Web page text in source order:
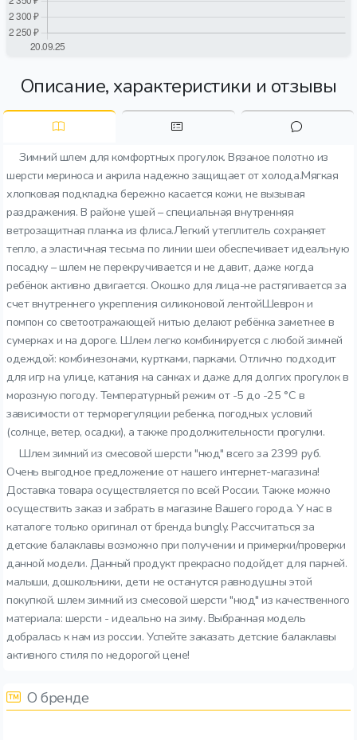
Описание, характеристики и отзывы
Зимний шлем для комфортных прогулок. Вязаное полотно из
шерсти мериноса и акрила надежно защищает от холода.Мягкая
хлопковая подкладка бережно касается кожи, не вызывая
раздражения. В районе ушей – специальная внутренняя
ветрозащитная планка из флиса.Легкий утеплитель сохраняет
тепло, а эластичная тесьма по линии шеи обеспечивает идеальную
посадку – шлем не перекручивается и не давит, даже когда
ребёнок активно двигается. Окошко для лица-не растягивается за
счет внутреннего укрепления силиконовой лентойШеврон и
помпон со светоотражающей нитью делают ребёнка заметнее в
сумерках и на дороге. Шлем легко комбинируется с любой зимней
одеждой: комбинезонами, куртками, парками. Отлично подходит
для игр на улице, катания на санках и даже для долгих прогулок в
морозную погоду. Температурный режим от -5 до -25 °C в
зависимости от терморегуляции ребенка, погодных условий
(солнце, ветер, осадки), а также продолжительности прогулки.
Шлем зимний из смесовой шерсти "нюд" всего за 2399 руб.
Очень выгодное предложение от нашего интернет-магазина!
Доставка товара осуществляется по всей России. Также можно
осуществить заказ и забрать в магазине Вашего города. У нас в
каталоге только оригинал от бренда bungly. Рассчитаться за
детские балаклавы возможно при получении и примерки/проверки
данной модели. Данный продукт прекрасно подойдет для парней.
малыши, дошкольники, дети не останутся равнодушны этой
покупкой. шлем зимний из смесовой шерсти "нюд" из качественного
материала: шерсти - идеально на зиму. Выбранная модель
добралась к нам из россии. Успейте заказать детские балаклавы
активного стиля по недорогой цене!
О бренде